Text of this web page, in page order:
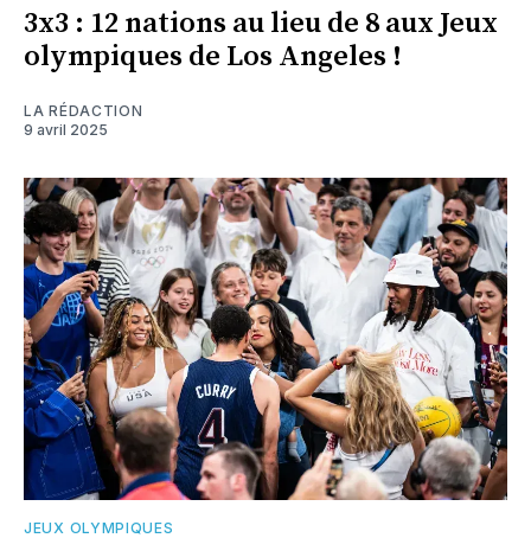
3x3 : 12 nations au lieu de 8 aux Jeux
olympiques de Los Angeles !
LA RÉDACTION
9 avril 2025
JEUX OLYMPIQUES